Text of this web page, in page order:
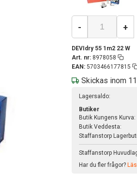
DEVIdry 55 1m2 22 W
Art. nr: 8978058
EAN: 5703466177815
- +
Skickas inom
Lagersaldo:
Butiker
Butik Kungens Kurva:
Butik Veddesta:
Staffanstorp
Staffanstorp
Har du fler frågor?